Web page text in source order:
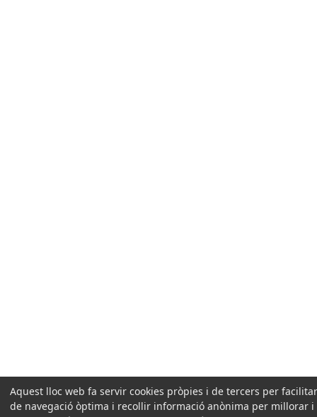
Aquest lloc web fa servir cookies pròpies i de tercers per
de navegació òptima i recollir informació anònima per millorar i